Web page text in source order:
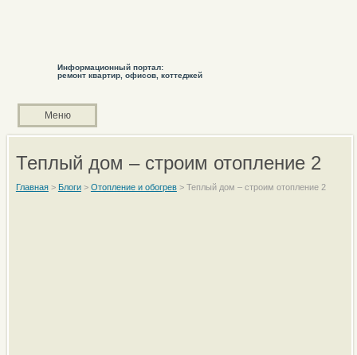
Информационный портал:
ремонт квартир, офисов, коттеджей
Меню
Теплый дом – строим отопление 2
Главная> Блоги> Отопление и обогрев> Теплый дом – строим отопление 2